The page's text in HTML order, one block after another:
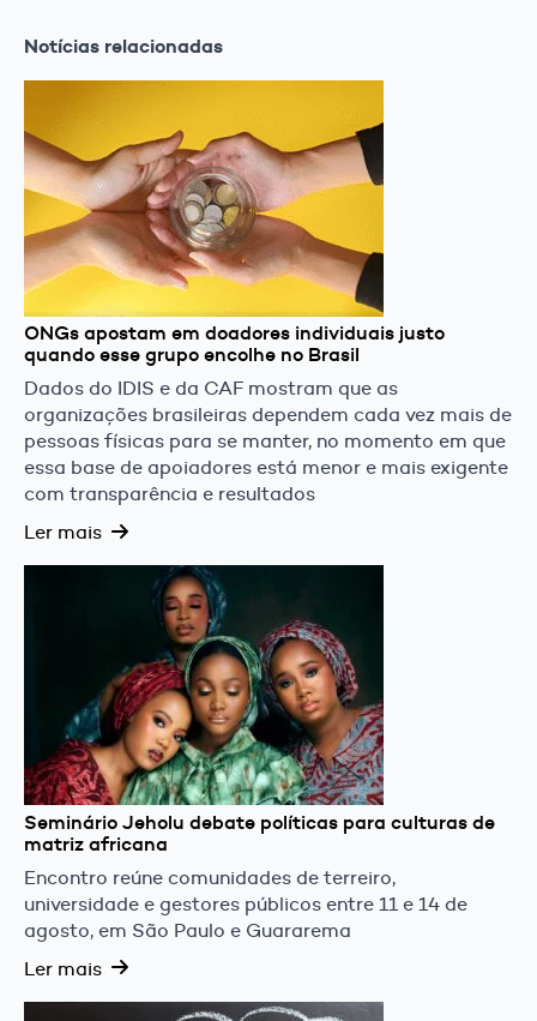
Notícias relacionadas
ONGs apostam em doadores individuais justo
quando esse grupo encolhe no Brasil
Dados do IDIS e da CAF mostram que as
organizações brasileiras dependem cada vez mais de
pessoas físicas para se manter, no momento em que
essa base de apoiadores está menor e mais exigente
com transparência e resultados
Ler mais
Seminário Jeholu debate políticas para culturas de
matriz africana
Encontro reúne comunidades de terreiro,
universidade e gestores públicos entre 11 e 14 de
agosto, em São Paulo e Guararema
Ler mais